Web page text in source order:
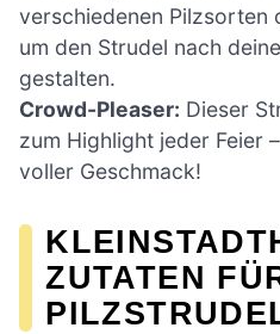
verschiedenen Pilzsorten
um den Strudel nach
gestalten.
Crowd-Pleaser: Dieser
zum Highlight jeder Feier
voller Geschmack!
ZUTATEN